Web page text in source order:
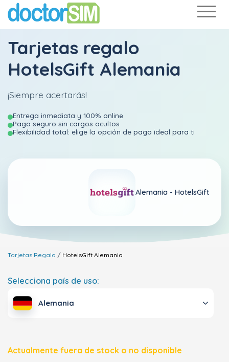
Tarjetas regalo
HotelsGift Alemania
¡Siempre acertarás!
Entrega inmediata y 100% online
Pago seguro sin cargos ocultos
Flexibilidad total: elige la opción de pago ideal para ti
Alemania - HotelsGift
Tarjetas Regalo HotelsGift Alemania
Selecciona país de uso:
Alemania
Actualmente fuera de stock o no disponible